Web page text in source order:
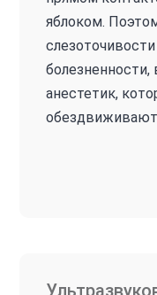
яблоком.
болезненности,
анестетик,
обездвиживают